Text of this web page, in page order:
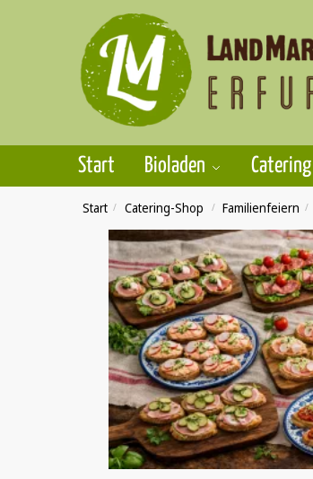
Start Bioladen Catering
Start / Catering-Shop / Familienfeiern /